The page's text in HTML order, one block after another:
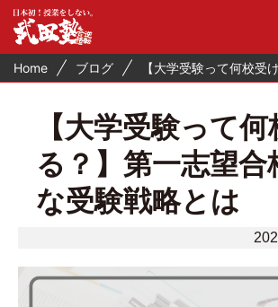
Home ブログ 【大学受験って何校受
【大学受験って
る？】第一志望合
な受験戦略とは